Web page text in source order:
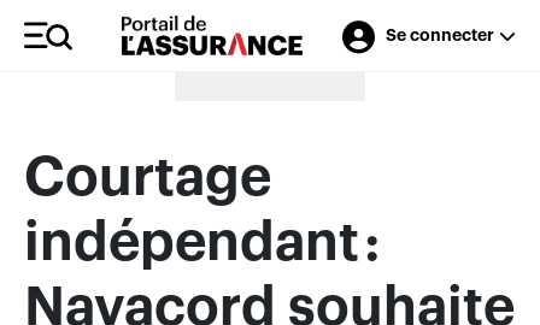
Se connecter
Merci à nos annonceurs
Courtage
indépendant :
Navacord souhaite